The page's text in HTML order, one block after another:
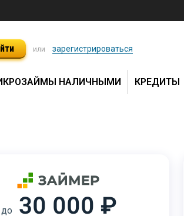
или зарегистрироваться
НАЛИЧНЫМИ КРЕДИТЫ
до 30 000 ₽